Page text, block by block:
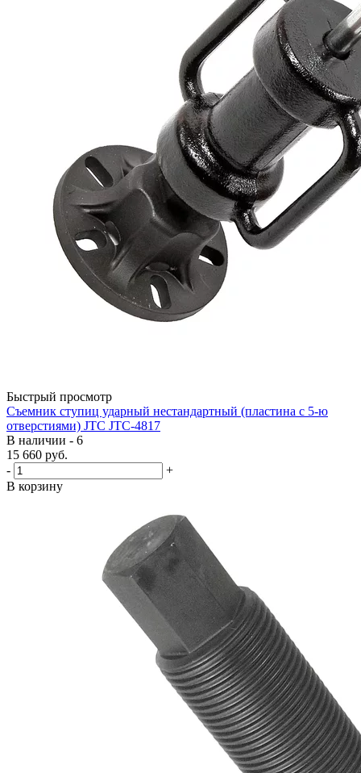
Быстрый просмотр
Съемник ступиц ударный нестандартный (пластина с 5-ю
отверстиями) JTC JTC-4817
В наличии - 6
15 660 руб.
-
+
В корзину